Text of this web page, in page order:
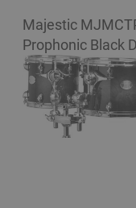
Majestic
Prophonic Black